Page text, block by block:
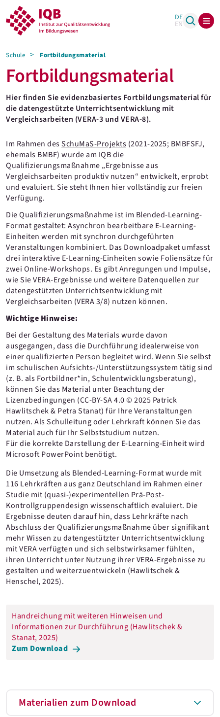
DE
EN
Schule Fortbildungsmaterial
Fortbildungsmaterial
Hier finden Sie evidenzbasiertes Fortbildungsmaterial für
die datengestützte Unterrichtsentwicklung mit
Vergleichsarbeiten (VERA-3 und VERA-8).
Im Rahmen desSchuMaS-Projekts (2021-2025; BMBFSFJ,
ehemals BMBF) wurde am IQB die
Qualifizierungsmaßnahme „Ergebnisse aus
Vergleichsarbeiten produktiv nutzen“ entwickelt, erprobt
und evaluiert. Sie steht Ihnen hier vollständig zur freien
Verfügung.
Die Qualifizierungsmaßnahme ist im Blended-Learning-
Format gestaltet: Asynchron bearbeitbare E-Learning-
Einheiten werden mit synchron durchgeführten
Veranstaltungen kombiniert. Das Downloadpaket umfasst
drei interaktive E-Learning-Einheiten sowie Foliensätze für
zwei Online-Workshops. Es gibt Anregungen und Impulse,
wie Sie VERA-Ergebnisse und weitere Datenquellen zur
datengestützten Unterrichtsentwicklung mit
Vergleichsarbeiten (VERA 3/8) nutzen können.
Wichtige Hinweise:
Bei der Gestaltung des Materials wurde davon
ausgegangen, dass die Durchführung idealerweise von
einer qualifizierten Person begleitet wird. Wenn Sie selbst
im schulischen Aufsichts-/Unterstützungssystem tätig sind
(z. B. als Fortbildner*in, Schulentwicklungsberatung),
können Sie das Material unter Beachtung der
Lizenzbedingungen (CC-BY-SA 4.0 © 2025 Patrick
Hawlitschek & Petra Stanat) für Ihre Veranstaltungen
nutzen. Als Schulleitung oder Lehrkraft können Sie das
Material auch für Ihr Selbststudium nutzen.
Für die korrekte Darstellung der E-Learning-Einheit wird
Microsoft PowerPoint benötigt.
Die Umsetzung als Blended-Learning-Format wurde mit
116 Lehrkräften aus ganz Deutschland im Rahmen einer
Studie mit (quasi-)experimentellen Prä-Post-
Kontrollgruppendesign wissenschaftlich evaluiert. Die
Ergebnisse deuten darauf hin, dass Lehrkräfte nach
Abschluss der Qualifizierungsmaßnahme über signifikant
mehr Wissen zu datengestützter Unterrichtsentwicklung
mit VERA verfügten und sich selbstwirksamer fühlten,
ihren Unterricht unter Nutzung ihrer VERA-Ergebnisse zu
gestalten und weiterzuentwickeln (Hawlitschek &
Henschel, 2025).
Handreichung mit weiteren Hinweisen und
Informationen zur Durchführung (Hawlitschek &
Stanat, 2025)
Zum Download
Materialien zum Download